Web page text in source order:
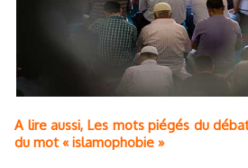
A lire aussi, Les mots piégés du débat républicain : à l’assaut
du mot « islamophobie »